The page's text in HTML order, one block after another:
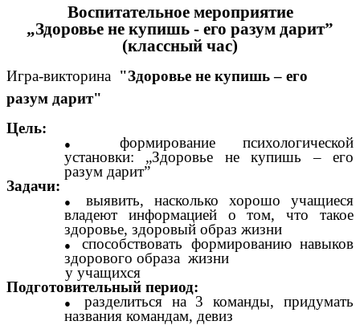
Воспитательное мероприятие
„Здоровье не купишь - его разум дарит”
(классный час)
Игра-викторина "Здоровье не купишь – его
разум дарит"
Цель:
формирование психологической
установки: „Здоровье не купишь – его
разум дарит”
Задачи:
выявить, насколько хорошо учащиеся
владеют информацией о том, что такое
здоровье, здоровый образ жизни
способствовать формированию навыков
здорового образа жизни
у учащихся
Подготовительный период:
разделиться на 3 команды, придумать
названия командам, девиз